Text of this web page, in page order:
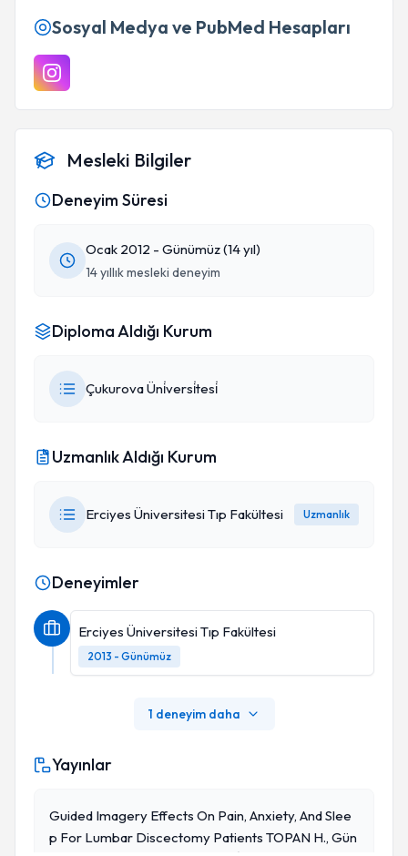
Sosyal Medya ve PubMed Hesapları
Mesleki Bilgiler
Deneyim Süresi
Ocak 2012 - Günümüz (14 yıl)
14 yıllık mesleki deneyim
Diploma Aldığı Kurum
Çukurova Üni̇versi̇tesi̇
Uzmanlık Aldığı Kurum
Erciyes Üniversitesi Tıp Fakültesi Uzmanlık
Deneyimler
Erciyes Üniversitesi Tıp Fakültesi
2013 - Günümüz
1 deneyim daha
Yayınlar
Guided Imagery Effects On Pain, Anxiety, And Slee
P For Lumbar Discectomy Patients TOPAN H., Gün